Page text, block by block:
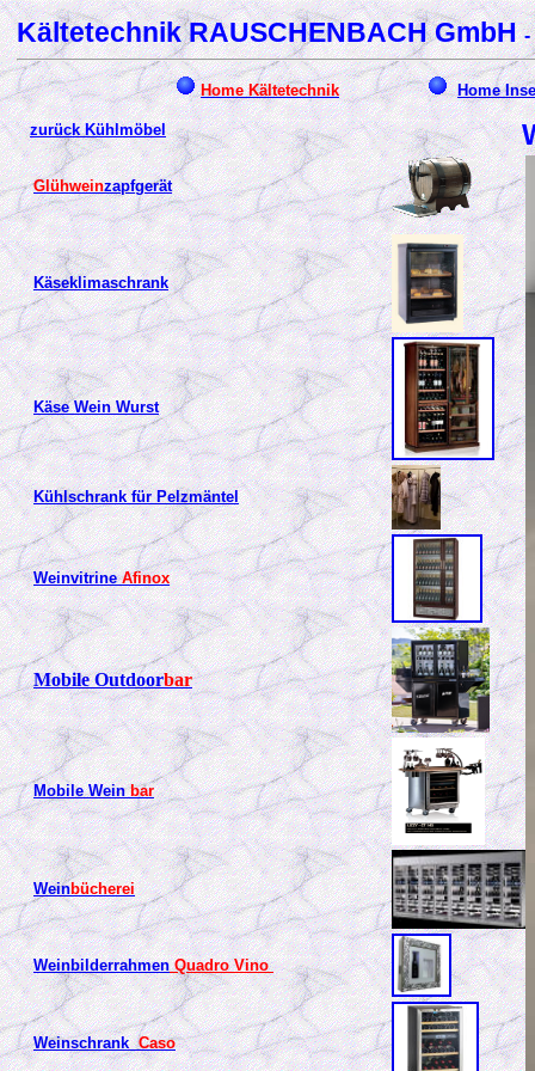
Kältetechnik RAUSCHENBACH GmbH-
Home Kältetechnik Home
zurück Kühlmöbel
Glühweinzapfgerät
Käseklimaschrank
Käse Wein Wurst
Kühlschrank für Pelzmäntel
WeinvitrineAfinox
Mobile Outdoorbar
Mobile Weinbar
Weinbücherei
WeinbilderrahmenQuadro Vino
WeinschrankCaso